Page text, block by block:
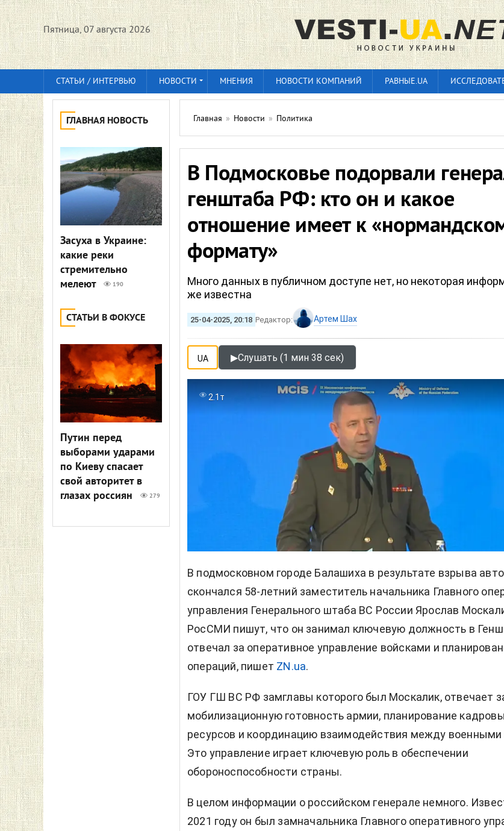
Пятница, 07 августа 2026
СТАТЬИ / ИНТЕРВЬЮ НОВОСТИ МНЕНИЯ НОВОСТИ КОМПАНИЙ РАВНЫЕ.UA
ГЛАВНАЯ НОВОСТЬ
Засуха в Украине:
какие реки
стремительно
мелеют
190
СТАТЬИ В ФОКУСЕ
Путин перед
выборами ударами
по Киеву спасает
свой авторитет в
глазах россиян
279
Главная » Новости » Политика
В Подмосковье подорвали
генштаба РФ: кто он и какое
отношение имеет к
формату»
Много данных в публичном доступе нет, но некоторая
же известна
25-04-2025, 20:18 Редактор: Артем Шах
UA ▶Слушать (1 мин 38 сек)
2.1т
В подмосковном городе Балашиха в результате взрыва авто
скончался 58-летний заместитель начальника Главного
управления Генерального штаба ВС России Ярослав
РосСМИ пишут, что он занимал ключевую должность в
отвечал за оперативное управление войсками и
операций, пишет ZN.ua.
ГОУ ГШ ВС РФ замглавы которого был Москалик, отвечает
мобилизационную готовность армии, планирование
ресурсов и координацию взаимодействия между военными
Это управление играет ключевую роль в обеспечении
обороноспособности страны.
В целом информации о российском генерале немного.
2021 году он был замначальника Главного оперативного